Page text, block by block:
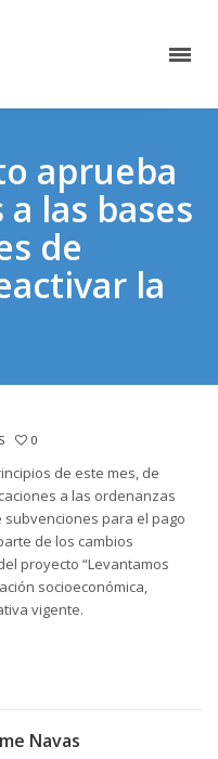
aprueba
las bases
de
la
0
de este mes, de
a las ordenanzas
subvenciones para el pago
de los cambios
proyecto “Levantamos
socioeconómica,
vigente.
Navas